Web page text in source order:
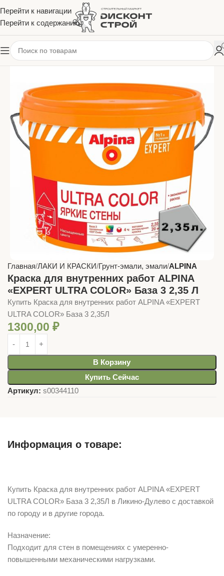
Перейти к навигации
Перейти к содержанию
Главная ЛАКИ И КРАСКИ Грунт-эмали, эмали ALPINA
Краска для внутренних работ ALPINA
«EXPERT ULTRA COLOR» База 3 2,35 Л
Купить Краска для внутренних работ ALPINA «EXPERT
ULTRA COLOR» База 3 2,35Л
1300,00 ₽
В Корзину
Купить Сейчас
Артикул: s00344110
Информация о товаре:
Купить Краска для внутренних работ ALPINA «EXPERT
ULTRA COLOR» База 3 2,35Л в Ликино-Дулево с доставкой
по городу и в другие города.
Назначение:
Подходит для стен в помещениях с умеренно-
повышенными механическими нагрузками.